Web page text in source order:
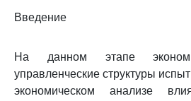
Введение
На данном этапе
управленческие структуры
экономическом анализе